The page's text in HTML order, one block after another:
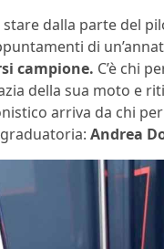
dalla parte del
di
campione. C’è chi
della sua moto e
arriva da chi
Andrea